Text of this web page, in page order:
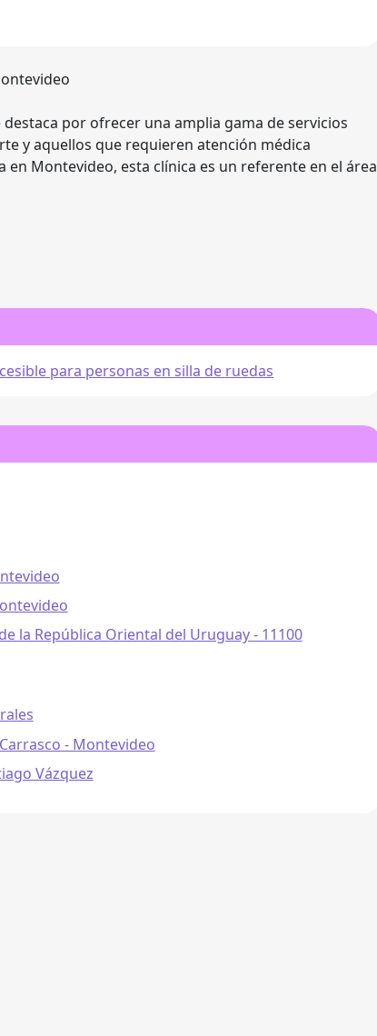
por ofrecer una amplia gama de servicios
y aquellos que requieren atención médica
en Montevideo, esta clínica es un referente en el área
para personas en silla de ruedas
la República Oriental del Uruguay - 11100
- Montevideo
Vázquez